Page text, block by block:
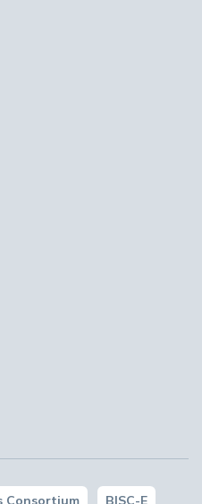
betrokken bij het
in België
zelf met een idee op
de expertise missen
van BISC-E. Die
brengen met andere
wel economische
per se een idee
Dat is het idee:
en op die
te verbeteren.”
De Geyter: “Heel
en biogebaseerde
Dat begint